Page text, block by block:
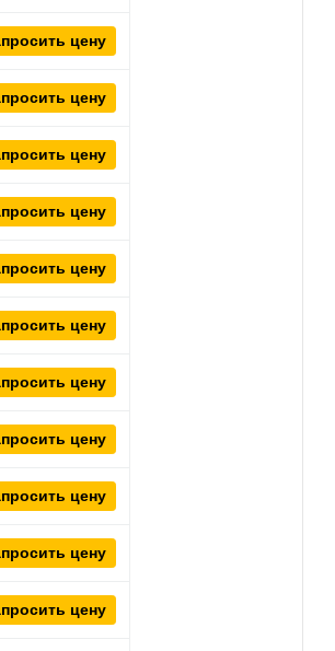
цену
цену
цену
цену
цену
цену
цену
цену
цену
цену
цену